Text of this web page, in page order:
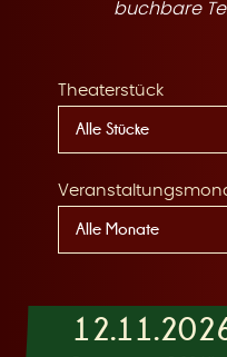
e
buchbare
Theaterstück